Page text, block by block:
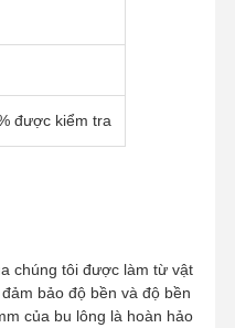
được kiểm tra
chúng tôi được làm từ vật
bảo độ bền và độ bền
của bu lông là hoàn hảo